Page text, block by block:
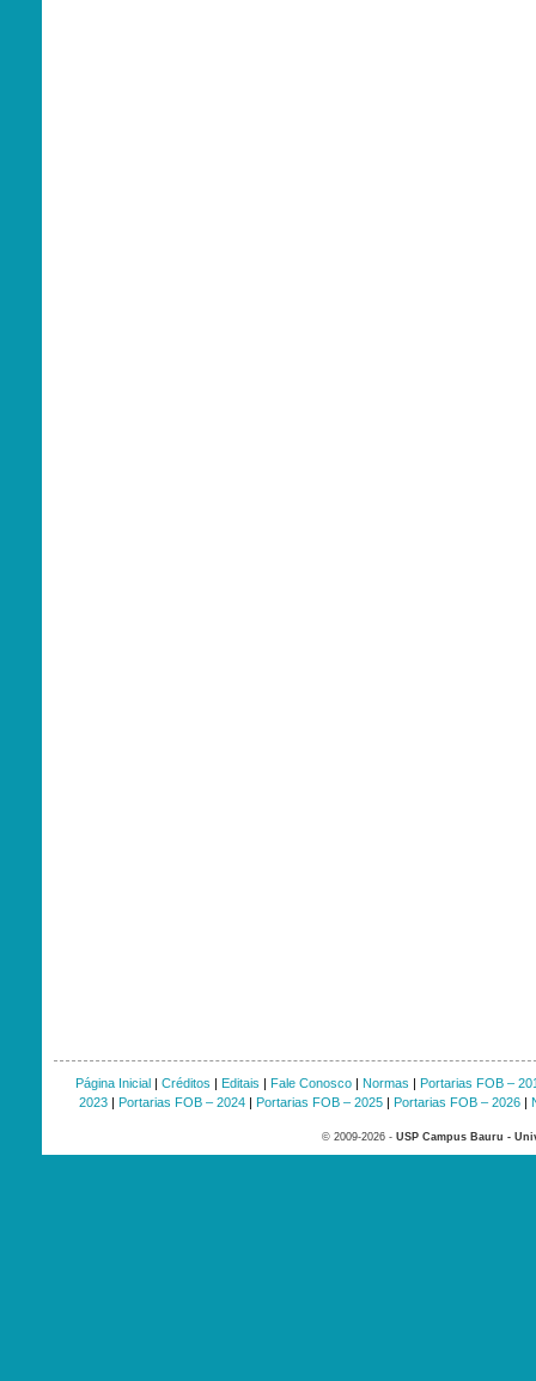
Página Inicial| Créditos | Editais | Fale Conosco| Normas | Portarias FOB –
2023| Portarias FOB – 2024| Portarias FOB – 2025| Portarias FOB – 2026|
© 2009-2026 - USP Campus Bauru -